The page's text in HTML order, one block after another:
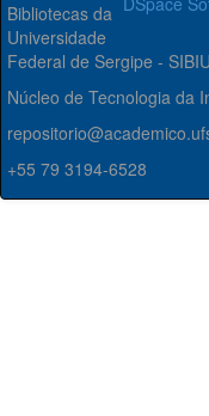
Bibliotecas da
Universidade
Federal de Sergipe -
Núcleo de Tecnologia da
+55 79 3194-6528